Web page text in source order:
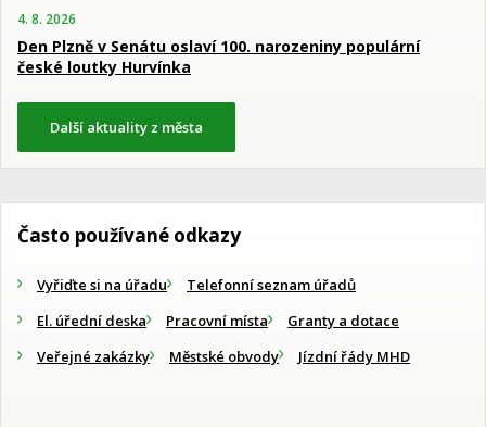
4. 8. 2026
Den Plzně v Senátu oslaví 100. narozeniny populární
české loutky Hurvínka
Další aktuality z města
Často používané odkazy
Vyřiďte si na úřadu
Telefonní seznam úřadů
El. úřední deska
Pracovní místa
Granty a dotace
Veřejné zakázky
Městské obvody Jízdní řády MHD